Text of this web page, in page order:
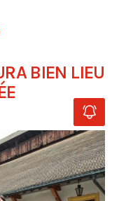
BIEN LIEU